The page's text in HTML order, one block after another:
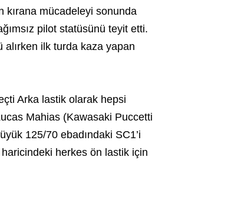
kırana mücadeleyi sonunda
pilot statüsünü teyit etti.
ilk turda kaza yapan
Arka lastik olarak hepsi
Mahias (Kawasaki Puccetti
125/70 ebadındaki SC1’i
herkes ön lastik için